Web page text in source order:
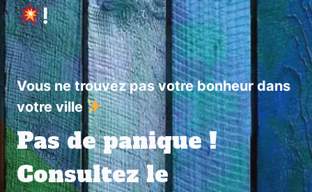
!
Vous ne trouvez pas votre bonheur dans
votre ville
Pas de panique !
Consultez le